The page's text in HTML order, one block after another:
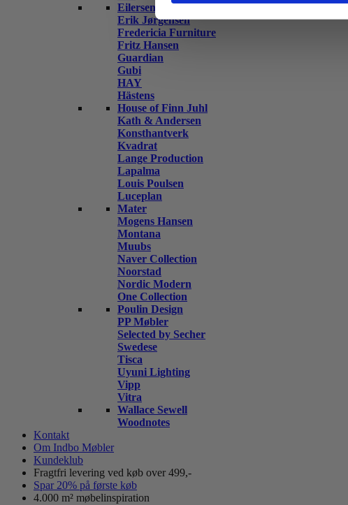
Eilersen
Erik Jørgensen
Fredericia Furniture
Fritz Hansen
Guardian
Gubi
HAY
Hästens
House of Finn Juhl
Kath & Andersen
Konsthantverk
Kvadrat
Lange Production
Lapalma
Louis Poulsen
Luceplan
Mater
Mogens Hansen
Montana
Muubs
Naver Collection
Noorstad
Nordic Modern
One Collection
Poulin Design
PP Møbler
Selected by Secher
Swedese
Tisca
Uyuni Lighting
Vipp
Vitra
Wallace Sewell
Woodnotes
Kontakt
Om Indbo Møbler
Kundeklub
Fragtfri levering ved køb over 499,-
Spar 20% på første køb
4.000 m² møbelinspiration